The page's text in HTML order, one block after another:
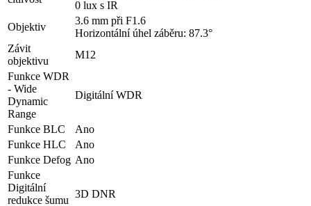
0 lux s IR
Objektiv
3.6 mm při F1.6
Horizontální úhel záběru: 87.3°
Závit
objektivu
M12
Funkce WDR
- Wide
Dynamic
Range
Digitální WDR
Funkce BLC
Ano
Funkce HLC
Ano
Funkce Defog Ano
Funkce
Digitální
redukce šumu
3D DNR